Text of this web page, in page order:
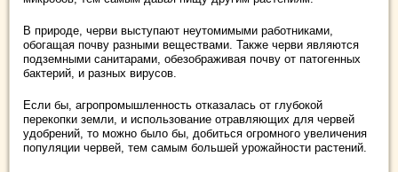
В природе, черви выступают неутомимыми работниками,
обогащая почву разными веществами. Также черви являются
подземными санитарами, обезображивая почву от патогенных
бактерий, и разных вирусов.
Если бы, агропромышленность отказалась от глубокой
перекопки земли, и использование отравляющих для червей
удобрений, то можно было бы, добиться огромного увеличения
популяции червей, тем самым большей урожайности растений.